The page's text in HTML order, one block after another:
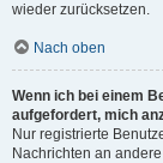
wieder zurücksetzen.
Nach oben
Wenn ich bei einem
aufgefordert, mich
Nur registrierte
Nachrichten an